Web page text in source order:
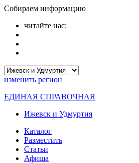
Собираем информацию
читайте нас:
изменить регион
ЕДИНАЯ СПРАВОЧНАЯ
Ижевск и Удмуртия
Каталог
Разместить
Статьи
Афиша